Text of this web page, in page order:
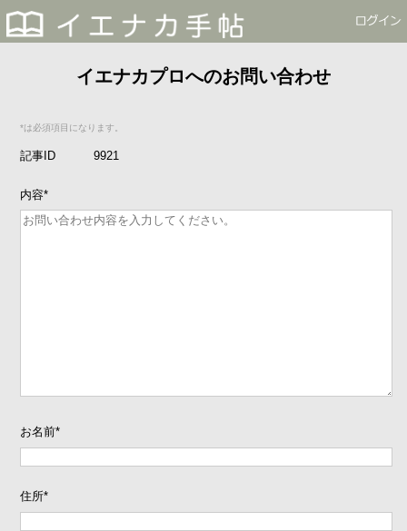
イエナカプロへのお問い合わせ
*は必須項目になります。
記事ID 9921
内容*
お名前*
住所*